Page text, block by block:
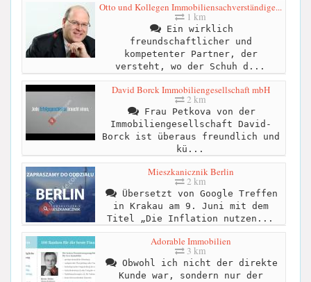
Otto und Kollegen Immobiliensachverständige...
1 km
Ein wirklich
freundschaftlicher und
kompetenter Partner, der
versteht, wo der Schuh d...
David Borck Immobiliengesellschaft mbH
2 km
Frau Petkova von der
Immobiliengesellschaft David-
Borck ist überaus freundlich und
kü...
Mieszkanicznik Berlin
2 km
Übersetzt von Google Treffen
in Krakau am 9. Juni mit dem
Titel „Die Inflation nutzen...
Adorable Immobilien
3 km
Obwohl ich nicht der direkte
Kunde war, sondern nur der